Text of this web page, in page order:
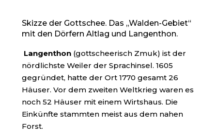
Skizze der Gottschee. Das „Walden-Gebiet“
mit den Dörfern Altlag und Langenthon.
Langenthon (gottscheerisch Zmuk) ist der
nördlichste Weiler der Sprachinsel. 1605
gegründet, hatte der Ort 1770 gesamt 26
Häuser. Vor dem zweiten Weltkrieg waren es
noch 52 Häuser mit einem Wirtshaus. Die
Einkünfte stammten meist aus dem nahen
Forst.